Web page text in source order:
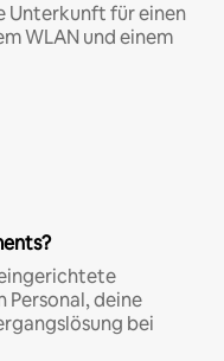
Unterkunft für einen
WLAN und einem
Personal, deine
bei